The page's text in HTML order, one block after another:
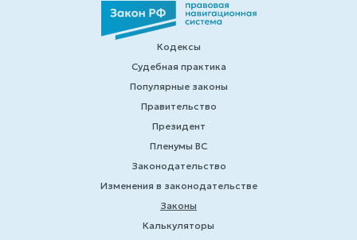
Кодексы
Судебная практика
Популярные законы
Правительство
Президент
Пленумы ВС
Законодательство
Изменения в законодательстве
Законы
Калькуляторы